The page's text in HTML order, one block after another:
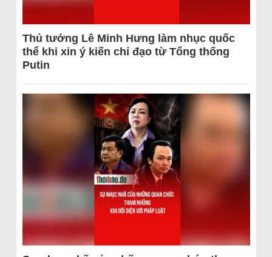
Thủ tướng Lê Minh Hưng làm nhục quốc
thể khi xin ý kiến chỉ đạo từ Tổng thống
Putin